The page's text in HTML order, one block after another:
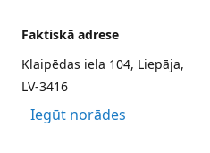
Faktiskā adrese
Klaipēdas iela 104, Liepāja,
LV-3416
Iegūt norādes